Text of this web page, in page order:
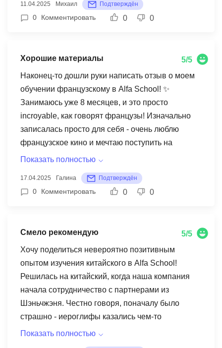
феврале успешно прошел собеседование в
международную компанию. Твердая пятерка!
11.04.2025 Михаил Подтверждён
0 Комментировать 0 0
Хорошие материалы
5/5
Наконец-то дошли руки написать отзыв о моем
обучении французскому в Alfa School! ✨
Занимаюсь уже 8 месяцев, и это просто
incroyable, как говорят французы! Изначально
записалась просто для себя - очень люблю
французское кино и мечтаю поступить на
факультет журналистики, где пригодится второй
преподает с дипломом Сорбонны!), просто
волшебница - умудряется объяснять самую
Помню, как мы разбирали субжонктив на
примерах из песен Zaz - и он наконец-то
перестал казаться чем-то страшным! А сколько
интересных фишек для запоминания она дает!
Например, разницу между passé composé и
imparfait мы учили через создание собственных
историй - я теперь точно знаю, что "Je lisais un
livre quand mon téléphone a sonné" (imparfait +
Показать полностью
17.04.2025 Галина Подтверждён
0 Комментировать 0 0
Смело рекомендую
5/5
Хочу поделиться невероятно позитивным
опытом изучения китайского в Alfa School!
Решилась на китайский, когда наша компания
начала сотрудничество с партнерами из
Шэньчжэня. Честно говоря, поначалу было
страшно - иероглифы казались чем-то
совершенно непостижимым. Но моя
Показать полностью